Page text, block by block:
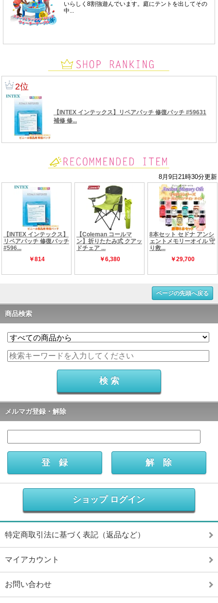
ページの先頭へ戻る
商品検索
メルマガ登録・解除
ショップ ログイン
特定商取引法に基づく表記（返品など）
マイアカウント
お問い合わせ